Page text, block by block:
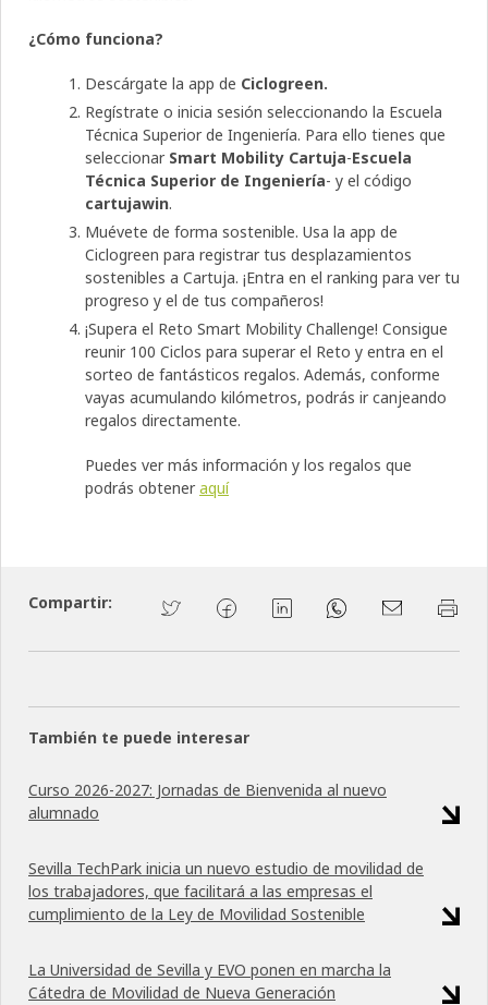
¿Cómo funciona?
Descárgate la app de Ciclogreen.
Regístrate o inicia sesión seleccionando la Escuela
Técnica Superior de Ingeniería. Para ello tienes que
seleccionar Smart Mobility Cartuja-Escuela
Técnica Superior de Ingeniería- y el código
cartujawin.
Muévete de forma sostenible. Usa la app de
Ciclogreen para registrar tus desplazamientos
sostenibles a Cartuja. ¡Entra en el ranking para ver tu
progreso y el de tus compañeros!
¡Supera el Reto Smart Mobility Challenge! Consigue
reunir 100 Ciclos para superar el Reto y entra en el
sorteo de fantásticos regalos. Además, conforme
vayas acumulando kilómetros, podrás ir canjeando
regalos directamente.
Puedes ver más información y los regalos que
podrás obtener aquí
Compartir:
También te puede interesar
Curso 2026-2027: Jornadas de Bienvenida al nuevo
alumnado
Sevilla TechPark inicia un nuevo estudio de movilidad de
los trabajadores, que facilitará a las empresas el
cumplimiento de la Ley de Movilidad Sostenible
La Universidad de Sevilla y EVO ponen en marcha la
Cátedra de Movilidad de Nueva Generación